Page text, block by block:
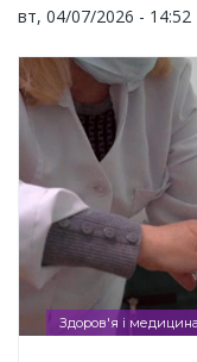
вт, 04/07/2026 - 14:52
Здоров'я і медицина